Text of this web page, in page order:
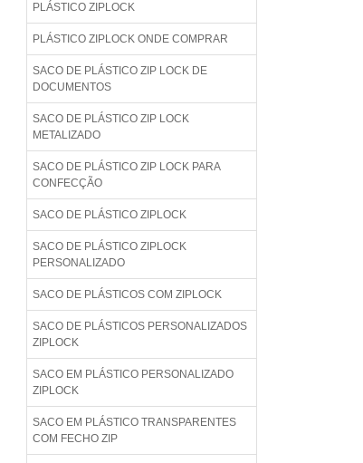
PLÁSTICO ZIPLOCK
PLÁSTICO ZIPLOCK ONDE COMPRAR
SACO DE PLÁSTICO ZIP LOCK DE
DOCUMENTOS
SACO DE PLÁSTICO ZIP LOCK
METALIZADO
SACO DE PLÁSTICO ZIP LOCK PARA
CONFECÇÃO
SACO DE PLÁSTICO ZIPLOCK
SACO DE PLÁSTICO ZIPLOCK
PERSONALIZADO
SACO DE PLÁSTICOS COM ZIPLOCK
SACO DE PLÁSTICOS PERSONALIZADOS
ZIPLOCK
SACO EM PLÁSTICO PERSONALIZADO
ZIPLOCK
SACO EM PLÁSTICO TRANSPARENTES
COM FECHO ZIP